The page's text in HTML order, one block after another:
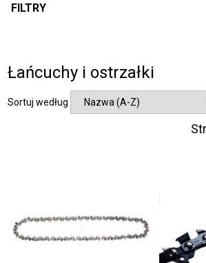
FILTRY
Łańcuchy i ostrzałki
Sortuj według